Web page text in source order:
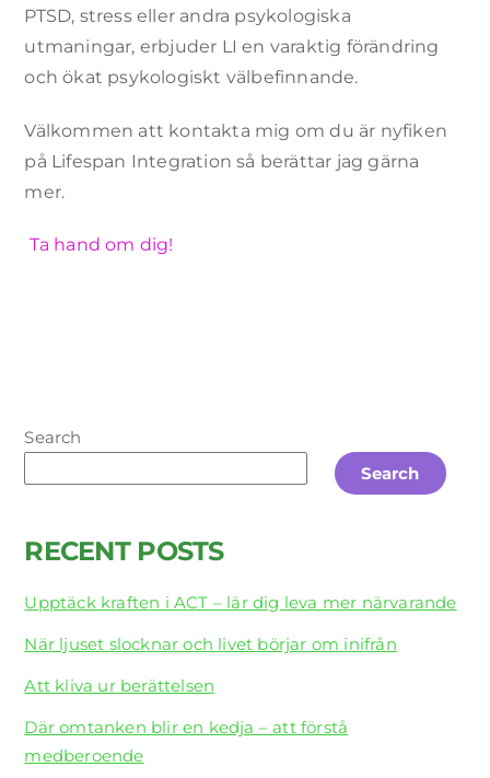
PTSD, stress eller andra psykologiska
utmaningar, erbjuder LI en varaktig förändring
och ökat psykologiskt välbefinnande.
Välkommen att kontakta mig om du är nyfiken
på Lifespan Integration så berättar jag gärna
mer.
Ta hand om dig!
Search
Search
RECENT POSTS
Upptäck kraften i ACT – lär dig leva mer närvarande
När ljuset slocknar och livet börjar om inifrån
Att kliva ur berättelsen
Där omtanken blir en kedja – att förstå
medberoende